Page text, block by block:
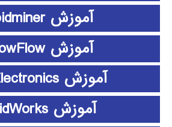
آموزش rapidminer
آموزش ShowFlow
آموزش SimElectronics
آموزش SolidWorks